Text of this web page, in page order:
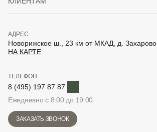
АДРЕС
Новорижское ш., 23 км от МКАД, д. Захарово
НА КАРТЕ
ТЕЛЕФОН
8 (495) 197 87 87
Ежедневно с 8:00 до 19:00
ЗАКАЗАТЬ ЗВОНОК